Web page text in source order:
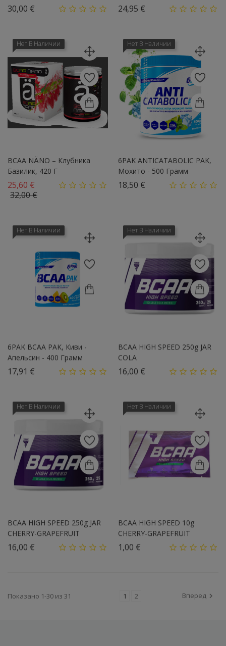
30,00 € 24,95 €
Нет В Наличии
BCAA NÄNO – Клубника
Базилик, 420 Г
25,60 € Базовая цена
32,00 €Цена
Нет В Наличии
6PAK ANTICATABOLIC PAK,
Мохито - 500 Грамм
18,50 €
Нет В Наличии
6PAK BCAA PAK, Киви -
Апельсин - 400 Грамм
17,91 €
Нет В Наличии
BCAA HIGH SPEED 250g JAR
COLA
16,00 €
Нет В Наличии
BCAA HIGH SPEED 250g JAR
CHERRY-GRAPEFRUIT
16,00 €
Нет В Наличии
BCAA HIGH SPEED 10g
CHERRY-GRAPEFRUIT
1,00 €
Показано 1-30 из 31 1 2 Вперед 